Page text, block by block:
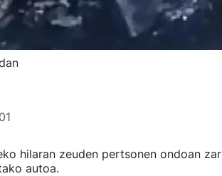
hilaran zeuden pertsonen ondoan
autoa.